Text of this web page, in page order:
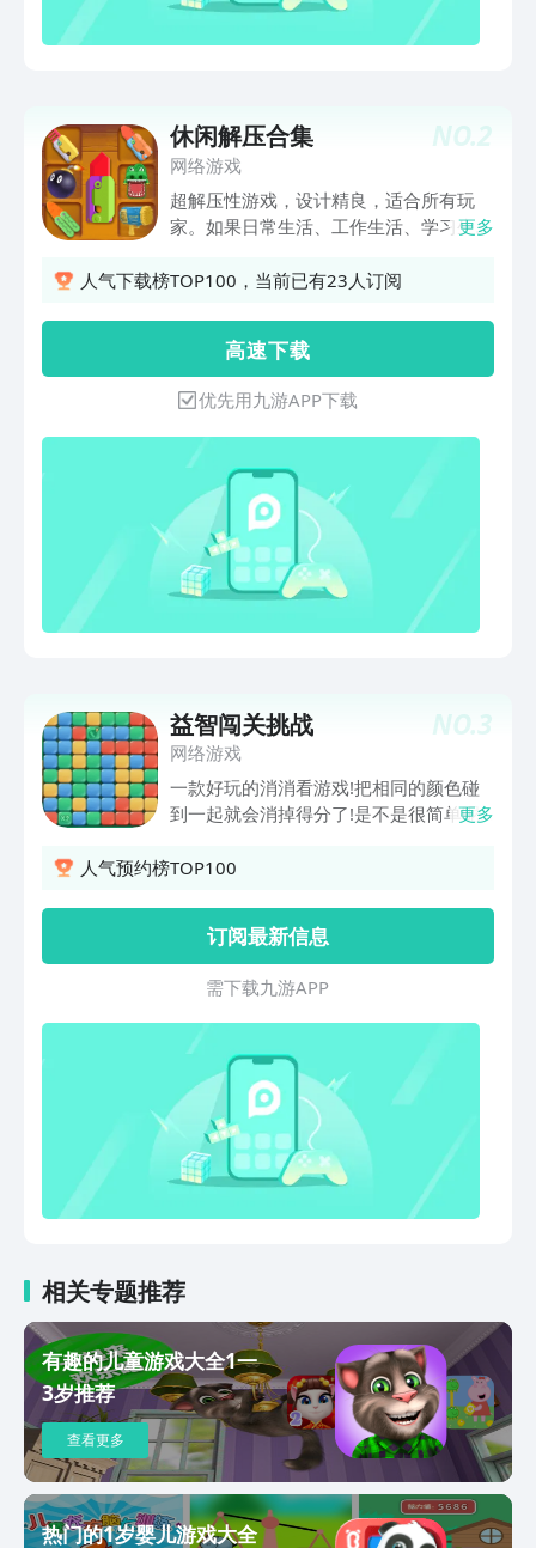
儿及爱画画的女生使用，还有绘画教程指
导，让宝宝从基础简单的构图调色概念，
种类繁多，让孩子自己做主，自主选择。
开发孩子自身独立和解决问题的能力。
2、七彩画笔内含多种颜色的画笔可供孩
子画图上色用，让孩子尽情在画板上涂颜
色时还可以认识颜色。锻炼对颜色的敏感
度，发展美学素养。3、学画画用动画的
方式来教画画，教学内容丰富多彩，生动
有趣，激起孩子学画画兴趣，让孩子更快
的吸收美术知识。4、指纹画用手指在屏
幕上点一点印出指纹，用指纹画出小花，
小动物，小丑鱼等，操作简单有趣，无论
子绘画的艺术潜能。5、拇指画用手指代
替画笔，充分调动孩子手的各个部分完成
画作，对宝宝小手进行锻炼，让他变得更
加心灵手巧。拓展宝宝对不同事物的认知
和视觉体验，丰富宝宝的事物感受视野。
6、手指画手指画远比线条画更富有吸引
力的色彩创作特点，能够让孩子长时间从
事主动性活动，从小培养孩子的耐心与专
上，将小鸟贴在树枝上等等。培养孩子的
专注力和审美能力。8、儿童益智鲜艳色
彩的情感魅力能有效激发孩子的积极情
绪，手指画可以让孩子充满成就感，有助
于从小建立孩子自信与乐观的天性。9、
一同绘画，创作有趣儿的亲子画、拉近父
时，还可以使亲子关系更加亲密。产品理
念：无论是幼儿园的教育体制还是幼教，
它们正在逐渐往提高小朋友们的思维技能
种方式。如果美术是孩子艺术道路上的启
迪课，那手指画画就是发挥孩子想象力、
创作力的启蒙课。无论是男孩还是女孩，
每个宝宝都是潜在的画家，他们喜欢拿着
画笔在家里乱涂乱画。身为家长，一边担
心墙壁脏兮兮，又担心孩子卫生健康能不
能得到保障；一边还怕限制宝宝们的创作
灵感。那快来试试这款益智指纹画画板
于寓教于乐，做只属于你和孩子共同放心
的早教软件。
NO.2
休闲解压合集
网络游戏
超解压性游戏，设计精良，适合所有玩
家。如果日常生活、工作生活、学习生活
这款减压游戏，释放一下自己。
更多
人气下载榜TOP100，当前已有23人订阅
高 速 下 载
优先用九游APP下载
NO.3
益智闯关挑战
网络游戏
一款好玩的消消看游戏!把相同的颜色碰
到一起就会消掉得分了!是不是很简单呢?
更多
人气预约榜TOP100
订阅最新信息
需 下 载 九 游 A P P
相关专题推荐
有趣的儿童游戏大全1一
3岁推荐
查看更多
热门的1岁婴儿游戏大全